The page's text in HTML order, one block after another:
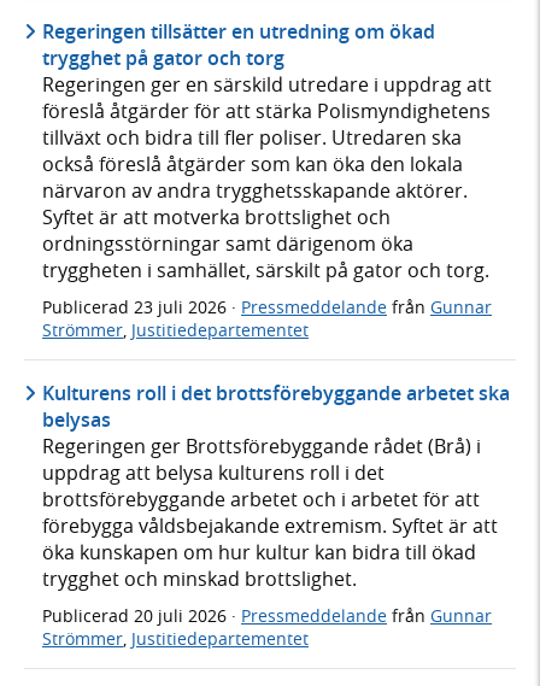
Regeringen tillsätter en utredning om ökad
trygghet på gator och torg
Regeringen ger en särskild utredare i uppdrag att
föreslå åtgärder för att stärka Polismyndighetens
tillväxt och bidra till fler poliser. Utredaren ska
också föreslå åtgärder som kan öka den lokala
närvaron av andra trygghetsskapande aktörer.
Syftet är att motverka brottslighet och
ordningsstörningar samt därigenom öka
tryggheten i samhället, särskilt på gator och torg.
Publicerad 23 juli 2026 · Pressmeddelande från Gunnar
Strömmer, Justitiedepartementet
Kulturens roll i det brottsförebyggande arbetet ska
belysas
Regeringen ger Brottsförebyggande rådet (Brå) i
uppdrag att belysa kulturens roll i det
brottsförebyggande arbetet och i arbetet för att
förebygga våldsbejakande extremism. Syftet är att
öka kunskapen om hur kultur kan bidra till ökad
trygghet och minskad brottslighet.
Publicerad 20 juli 2026 · Pressmeddelande från Gunnar
Strömmer Justitiedepartementet